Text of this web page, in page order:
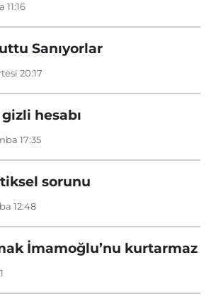
11:16
Sanıyorlar
20:17
hesabı
17:35
sorunu
12:48
İmamoğlu’nu kurtarmaz